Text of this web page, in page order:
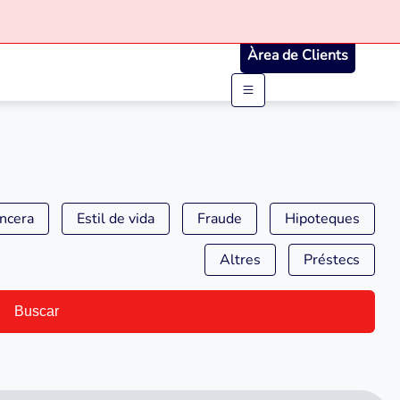
Àrea de Clients
Estil de vida Fraude Hipoteques
Altres Préstecs
Buscar